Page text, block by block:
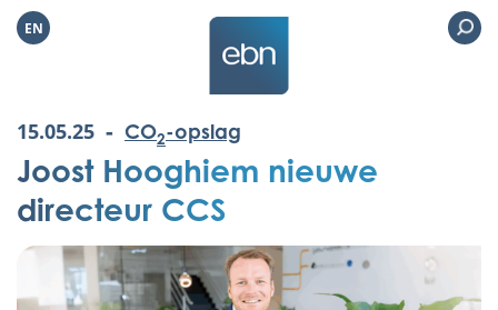
EN
15.05.25 - CO2-opslag
Joost Hooghiem nieuwe
directeur CCS